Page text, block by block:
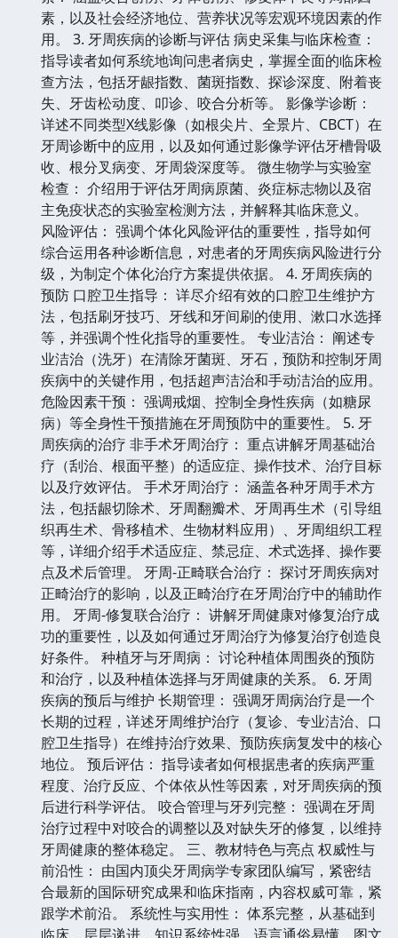
素，以及社会经济地位、营养状况等宏观环境因素的作
用。 3. 牙周疾病的诊断与评估 病史采集与临床检查：
指导读者如何系统地询问患者病史，掌握全面的临床检
查方法，包括牙龈指数、菌斑指数、探诊深度、附着丧
失、牙齿松动度、叩诊、咬合分析等。 影像学诊断：
详述不同类型X线影像（如根尖片、全景片、CBCT）在
牙周诊断中的应用，以及如何通过影像学评估牙槽骨吸
收、根分叉病变、牙周袋深度等。 微生物学与实验室
检查： 介绍用于评估牙周病原菌、炎症标志物以及宿
主免疫状态的实验室检测方法，并解释其临床意义。
风险评估： 强调个体化风险评估的重要性，指导如何
综合运用各种诊断信息，对患者的牙周疾病风险进行分
级，为制定个体化治疗方案提供依据。 4. 牙周疾病的
预防 口腔卫生指导： 详尽介绍有效的口腔卫生维护方
法，包括刷牙技巧、牙线和牙间刷的使用、漱口水选择
等，并强调个性化指导的重要性。 专业洁治： 阐述专
业洁治（洗牙）在清除牙菌斑、牙石，预防和控制牙周
疾病中的关键作用，包括超声洁治和手动洁治的应用。
危险因素干预： 强调戒烟、控制全身性疾病（如糖尿
病）等全身性干预措施在牙周预防中的重要性。 5. 牙
周疾病的治疗 非手术牙周治疗： 重点讲解牙周基础治
疗（刮治、根面平整）的适应症、操作技术、治疗目标
以及疗效评估。 手术牙周治疗： 涵盖各种牙周手术方
法，包括龈切除术、牙周翻瓣术、牙周再生术（引导组
织再生术、骨移植术、生物材料应用）、牙周组织工程
等，详细介绍手术适应症、禁忌症、术式选择、操作要
点及术后管理。 牙周-正畸联合治疗： 探讨牙周疾病对
正畸治疗的影响，以及正畸治疗在牙周治疗中的辅助作
用。 牙周-修复联合治疗： 讲解牙周健康对修复治疗成
功的重要性，以及如何通过牙周治疗为修复治疗创造良
好条件。 种植牙与牙周病： 讨论种植体周围炎的预防
和治疗，以及种植体选择与牙周健康的关系。 6. 牙周
疾病的预后与维护 长期管理： 强调牙周病治疗是一个
长期的过程，详述牙周维护治疗（复诊、专业洁治、口
腔卫生指导）在维持治疗效果、预防疾病复发中的核心
地位。 预后评估： 指导读者如何根据患者的疾病严重
程度、治疗反应、个体依从性等因素，对牙周疾病的预
后进行科学评估。 咬合管理与牙列完整： 强调在牙周
治疗过程中对咬合的调整以及对缺失牙的修复，以维持
牙周健康的整体稳定。 三、教材特色与亮点 权威性与
前沿性： 由国内顶尖牙周病学专家团队编写，紧密结
合最新的国际研究成果和临床指南，内容权威可靠，紧
跟学术前沿。 系统性与实用性： 体系完整，从基础到